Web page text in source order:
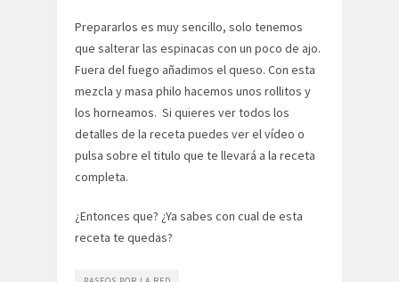
Prepararlos es muy sencillo, solo tenemos
que salterar las espinacas con un poco de ajo.
Fuera del fuego añadimos el queso. Con esta
mezcla y masa philo hacemos unos rollitos y
los horneamos. Si quieres ver todos los
detalles de la receta puedes ver el vídeo o
pulsa sobre el titulo que te llevará a la receta
completa.
¿Entonces que? ¿Ya sabes con cual de esta
receta te quedas?